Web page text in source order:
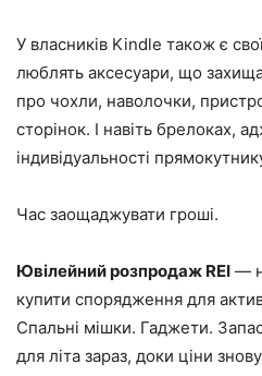
У власників Kindle також є
люблять аксесуари, що
про чохли, наволочки,
сторінок. І навіть брелоках,
індивідуальності
Час заощаджувати гроші.
Ювілейний розпродаж REI —
купити спорядження для
Спальні мішки. Гаджети.
для літа зараз, доки ціни